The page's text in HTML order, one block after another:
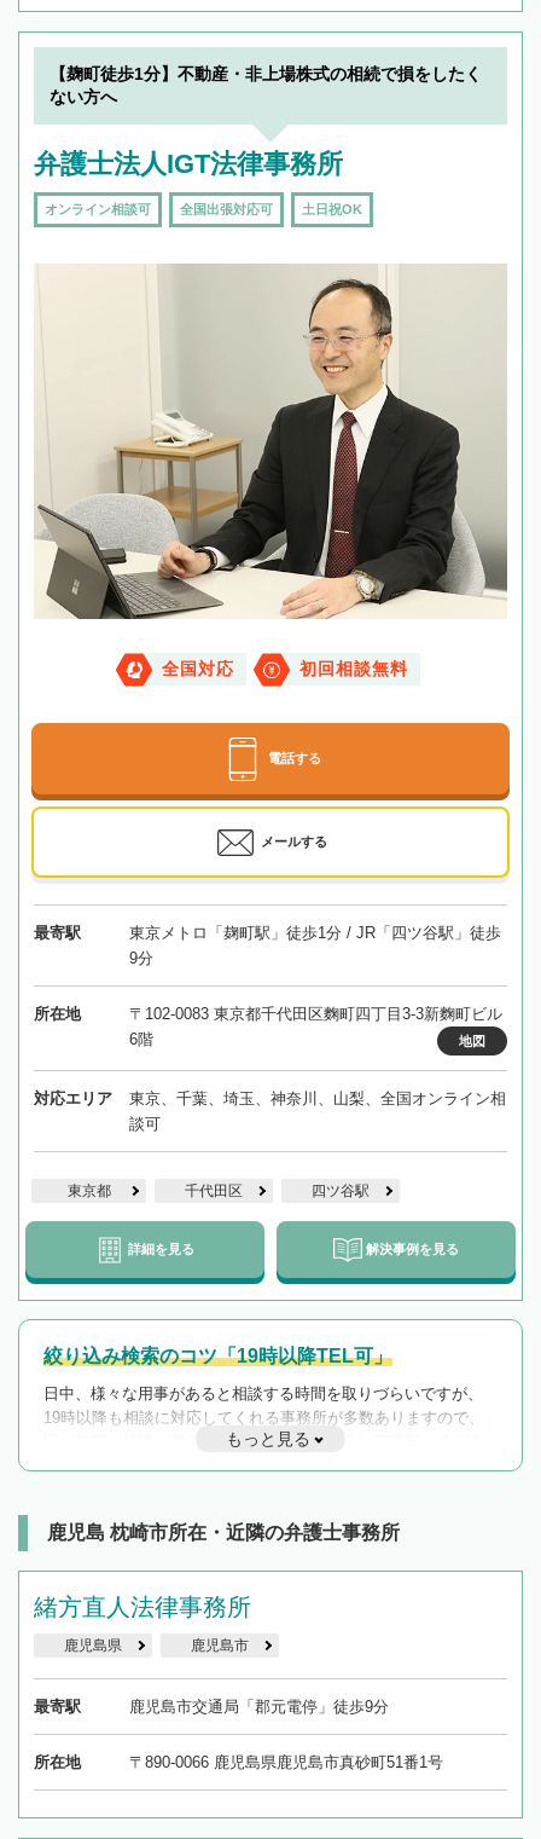
【麹町徒歩1分】不動産・非上場株式の相続で損をしたく
ない方へ
弁護士法人IGT法律事務所
オンライン相談可 全国出張対応可 土日祝OK
全国対応 初回相談無料
電話する
メールする
最寄駅
東京メトロ「麹町駅」徒歩1分 / JR「四ツ谷駅」徒歩
9分
所在地
〒102-0083 東京都千代田区麴町四丁目3-3新麴町ビル
6階
地図
対応エリア
東京、千葉、埼玉、神奈川、山梨、全国オンライン相
談可
東京都 千代田区 四ツ谷駅
詳細を見る 解決事例を見る
絞り込み検索のコツ「19時以降TEL可」
日中、様々な用事があると相談する時間を取りづらいですが、
19時以降も相談に対応してくれる事務所が多数ありますので、
遅い時間の相談が増えそうな場合はそのような事務所に絞り込
んで検索してみましょう。
を加えて再検索
もっと見る
鹿児島 枕崎市所在・近隣の弁護士事務所
緒方直人法律事務所
鹿児島県 鹿児島市
最寄駅 鹿児島市交通局「郡元電停」徒歩9分
所在地 〒890-0066 鹿児島県鹿児島市真砂町51番1号